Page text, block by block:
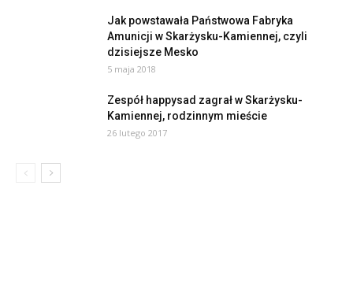
Jak powstawała Państwowa Fabryka
Amunicji w Skarżysku-Kamiennej, czyli
dzisiejsze Mesko
5 maja 2018
Zespół happysad zagrał w Skarżysku-
Kamiennej, rodzinnym mieście
26 lutego 2017